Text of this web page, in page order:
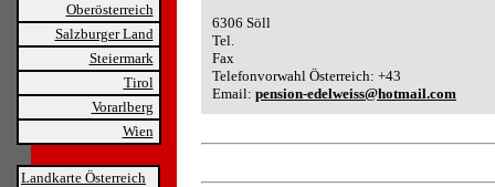
Oberösterreich
Salzburger Land
Steiermark
Tirol
Vorarlberg
Wien
Landkarte Österreich
6306 Söll
Tel.
Fax
Telefonvorwahl Österreich: +43
Email: pension-edelweiss@hotmail.com